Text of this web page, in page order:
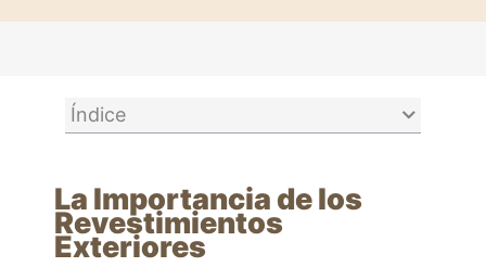
Índice
La Importancia de los
Revestimientos
Exteriores